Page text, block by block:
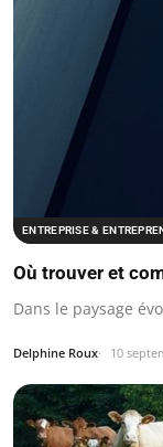
ENTREPRISE &
Où trouver et
Dans le paysage
Delphine Roux 10